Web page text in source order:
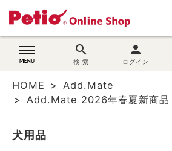
wovn-lang-name
search
検 索
person
ログイン
猫用品
HOME
Add.Mate
Add.Mate 2026年春夏新商品
犬用品